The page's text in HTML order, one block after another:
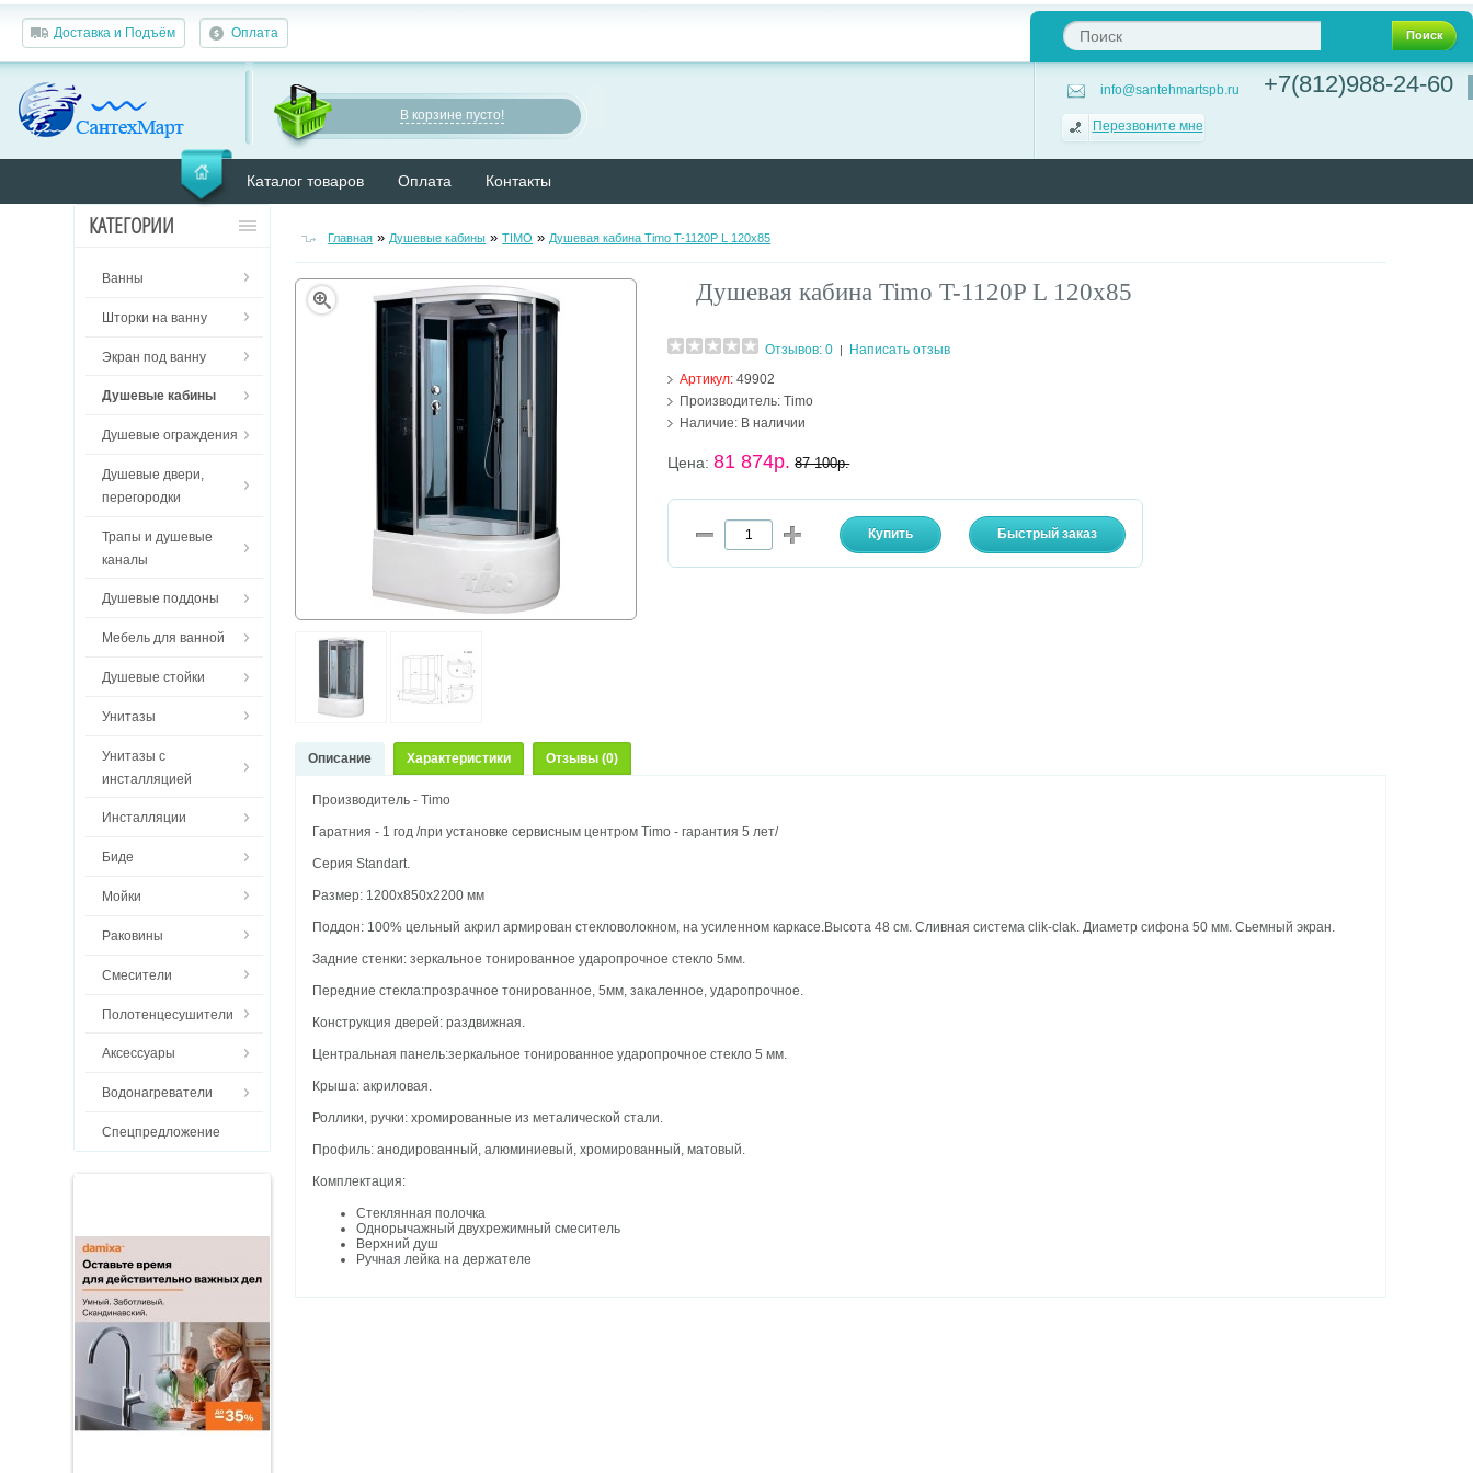
Доставка и Подъём Оплата Поиск
В корзине пусто!
info@santehmartspb.ru
Перезвоните мне
+7(812)988-24-60
Каталог товаров Оплата Контакты
КАТЕГОРИИ
Ванны
Шторки на ванну
Экран под ванну
Душевые кабины
Душевые ограждения
Душевые двери,
перегородки
Трапы и душевые
каналы
Душевые поддоны
Мебель для ванной
Душевые стойки
Унитазы
Унитазы с
инсталляцией
Инсталляции
Биде
Мойки
Раковины
Смесители
Полотенцесушители
Аксессуары
Водонагреватели
Спецпредложение
Главная »Душевые кабины »TIMO »Душевая кабина Timo T-1120P L 120х85
Душевая кабина Timo T-1120P L 120х85
Отзывов: 0 |
Написать отзыв
Артикул:49902
Производитель: Timo
Наличие: В наличии
Цена:81 874р. 87 100р.
Описание Характеристики Отзывы (0)
Производитель - Timo
Гаратния - 1 год /при установке сервисным центром Timo - гарантия 5 лет/
Серия Standart.
Размер: 1200х850х2200 мм
Поддон: 100% цельный акрил армирован стекловолокном, на усиленном каркасе.Высота 48 см. Сливная система clik-clak. Диаметр сифона 50 мм. Сьемный экран.
Задние стенки: зеркальное тонированное ударопрочное стекло 5мм.
Передние стекла:прозрачное тонированное, 5мм, закаленное, ударопрочное.
Конструкция дверей: раздвижная.
Центральная панель:зеркальное тонированное ударопрочное стекло 5 мм.
Крыша: акриловая.
Роллики, ручки: хромированные из металической стали.
Профиль: анодированный, алюминиевый, хромированный, матовый.
Комплектация:
Стеклянная полочка
Однорычажный двухрежимный смеситель
Верхний душ
Ручная лейка на держателе